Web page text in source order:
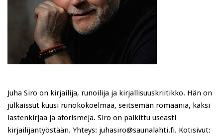
Juha Siro on kirjailija, runoilija ja kirjallisuuskriitikko. Hän on
julkaissut kuusi runokokoelmaa, seitsemän romaania, kaksi
lastenkirjaa ja aforismeja. Siro on palkittu useasti
kirjailijantyöstään. Yhteys: juhasiro@saunalahti.fi. Kotisivut: